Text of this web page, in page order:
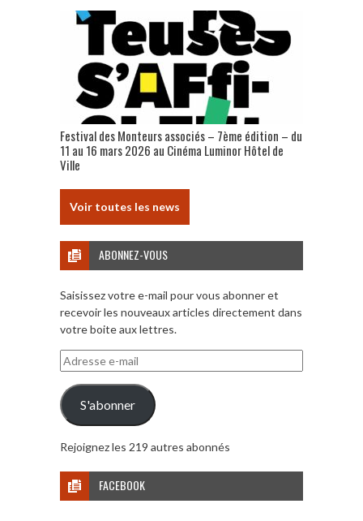
Festival des Monteurs associés – 7ème édition – du
11 au 16 mars 2026 au Cinéma Luminor Hôtel de
Ville
Voir toutes les news
ABONNEZ-VOUS
Saisissez votre e-mail pour vous abonner et
recevoir les nouveaux articles directement dans
votre boite aux lettres.
Adresse
e-
mail
S'abonner
Rejoignez les 219 autres abonnés
FACEBOOK